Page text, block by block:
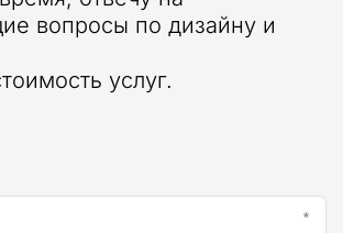
вопросы по дизайну и
услуг.
*